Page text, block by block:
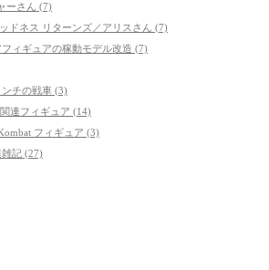
ーさん (7)
ドネス リターンズ／アリスさん (7)
ィギュアの稼動モデル改造 (7)
チの戦車 (3)
連フィギュア (14)
フィギュア (3)
記 (27)